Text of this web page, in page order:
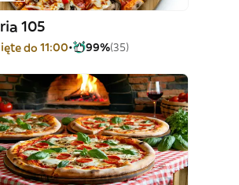
105
do 11:00 99%(35)